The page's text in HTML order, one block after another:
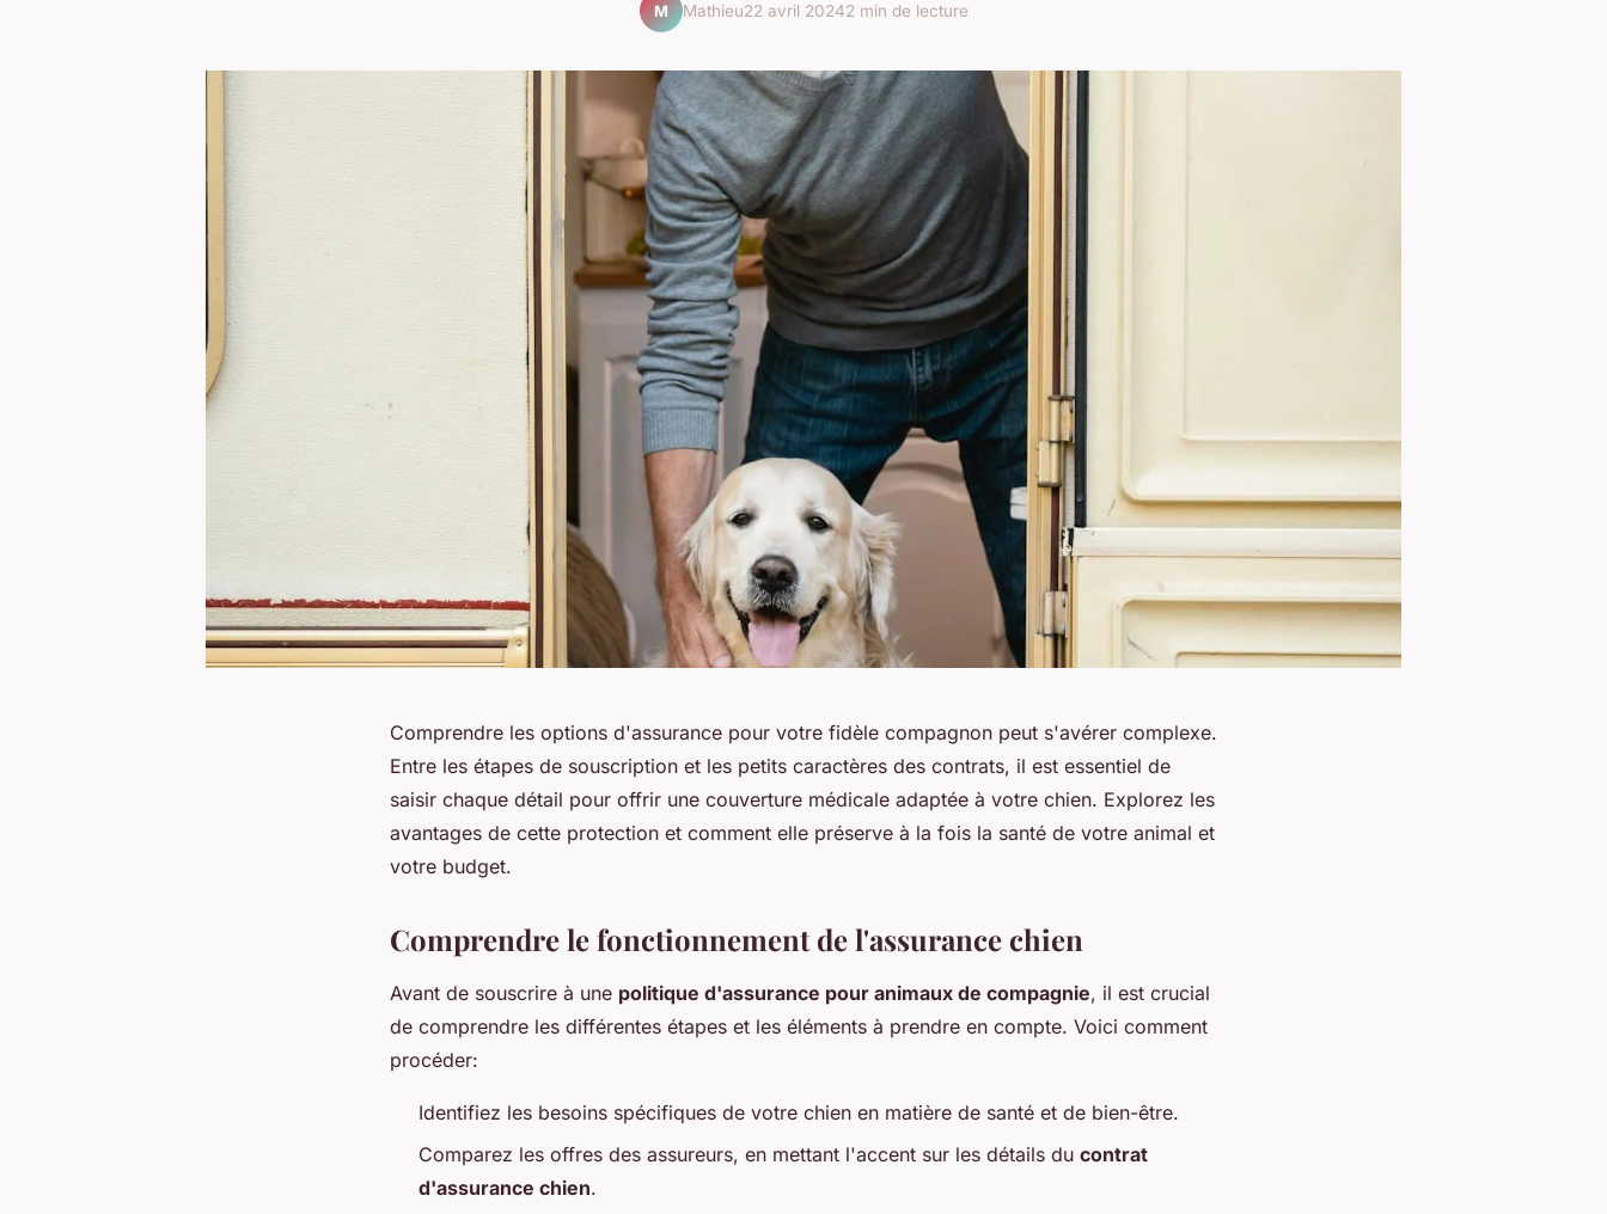
M Mathieu22 avril 20242 min de lecture
Comprendre les options d'assurance pour votre fidèle compagnon peut s'avérer complexe.
Entre les étapes de souscription et les petits caractères des contrats, il est essentiel de
saisir chaque détail pour offrir une couverture médicale adaptée à votre chien. Explorez les
avantages de cette protection et comment elle préserve à la fois la santé de votre animal et
votre budget.
Comprendre le fonctionnement de l'assurance chien
Avant de souscrire à une politique d'assurance pour animaux de compagnie, il est crucial
de comprendre les différentes étapes et les éléments à prendre en compte. Voici comment
procéder:
Identifiez les besoins spécifiques de votre chien en matière de santé et de bien-être.
Comparez les offres des assureurs, en mettant l'accent sur les détails du contrat
d'assurance chien.